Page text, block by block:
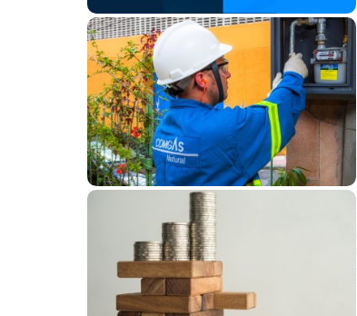
Weg
Klabin
Petrobrás
Ver todos
XPLG11
KNRI11
KNCR11
Ver todos